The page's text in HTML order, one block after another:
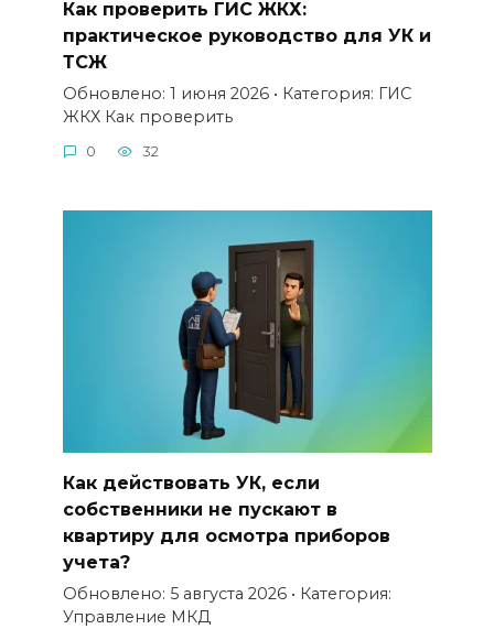
Как проверить ГИС ЖКХ:
практическое руководство для УК и
ТСЖ
Обновлено: 1 июня 2026 • Категория: ГИС
ЖКХ Как проверить
0 32
Как действовать УК, если
собственники не пускают в
квартиру для осмотра приборов
учета?
Обновлено: 5 августа 2026 • Категория:
Управление МКД